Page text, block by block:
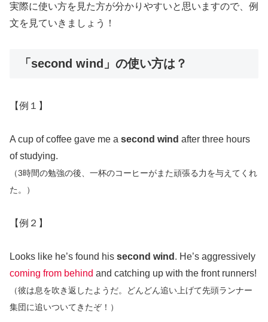
実際に使い方を見た方が分かりやすいと思いますので、例
文を見ていきましょう！
「second wind」の使い方は？
【例１】
A cup of coffee gave me a second wind after three hours
of studying.
（3時間の勉強の後、一杯のコーヒーがまた頑張る力を与えてくれ
た。）
【例２】
Looks like he’s found his second wind . He’s aggressively
coming from behind and catching up with the front runners!
（彼は息を吹き返したようだ。どんどん追い上げて先頭ランナー
集団に追いついてきたぞ！）